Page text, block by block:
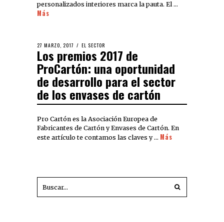
personalizados interiores marca la pauta. El …
Más
27 MARZO, 2017 EL SECTOR
Los premios 2017 de
ProCartón: una oportunidad
de desarrollo para el sector
de los envases de cartón
Pro Cartón es la Asociación Europea de
Fabricantes de Cartón y Envases de Cartón. En
este artículo te contamos las claves y … Más